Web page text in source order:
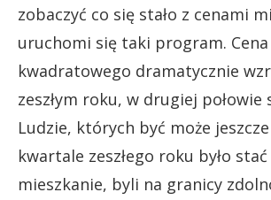
zobaczyć co się stało z cenami
uruchomi się taki program.
kwadratowego dramatycznie
zeszłym roku, w drugiej połowie
Ludzie, których być może
kwartale zeszłego roku było stać
mieszkanie, byli na granicy